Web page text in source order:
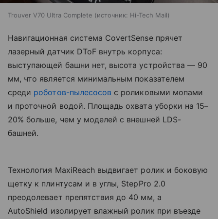
Trouver V70 Ultra Complete источник: Hi-Tech Mail
Навигационная система CovertSense прячет
лазерный датчик DToF внутрь корпуса:
выступающей башни нет, высота устройства — 90
мм, что является минимальным показателем
среди роботов-пылесосов с роликовыми мопами
и проточной водой. Площадь охвата уборки на 15–
20% больше, чем у моделей с внешней LDS-
башней.
Технология MaxiReach выдвигает ролик и боковую
щетку к плинтусам и в углы, StepPro 2.0
преодолевает препятствия до 40 мм, а
AutoShield изолирует влажный ролик при въезде